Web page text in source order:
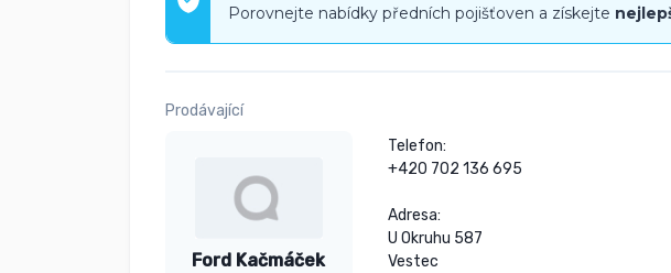
Porovnejte nabídky předních pojišťoven a získejte
Prodávající
Ford Kačmáček
Telefon:
+420 702 136 695
Adresa:
U Okruhu 587
Vestec